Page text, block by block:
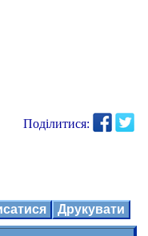
Поділитися:
Друкувати